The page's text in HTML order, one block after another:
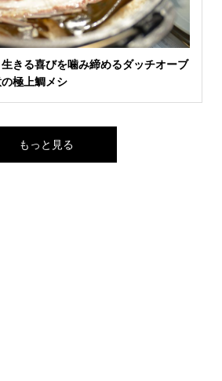
生きる喜びを噛み締めるダッチオーブ
極上鯛メシ
もっと見る